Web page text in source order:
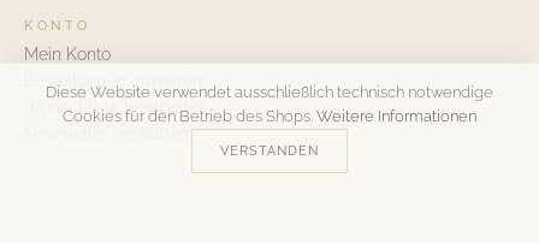
KONTO
Mein Konto
Bestellungen anzeigen
Wunschliste bearbeiten
Diese Website verwendet ausschließlich technisch notwendige
Cookies für den Betrieb des Shops. Weitere Informationen
VERSTANDEN